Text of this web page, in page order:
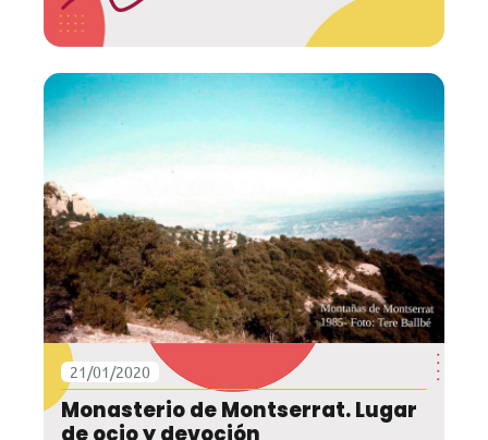
21/01/2020
Monasterio de Montserrat. Lugar
de ocio y devoción